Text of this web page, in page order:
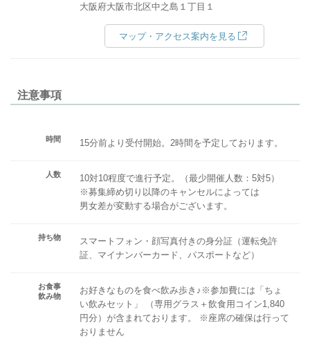
大阪府大阪市北区中之島１丁目１
マップ・アクセス案内を見る
注意事項
時間 15分前より受付開始。2時間を予定しております。
人数
10対10程度で進行予定。（最少開催人数：5対5）
※募集締め切り以降のキャンセルによっては
男女差が変動する場合がございます。
持ち物
スマートフォン・顔写真付きの身分証（運転免許
証、マイナンバーカード、パスポートなど）
お食事
飲み物
お好きなものを食べ飲み歩き♪※参加費には「ちょ
い飲みセット」 （専用グラス＋飲食用コイン1,840
円分）が含まれております。 ※座席の確保は行って
おりません